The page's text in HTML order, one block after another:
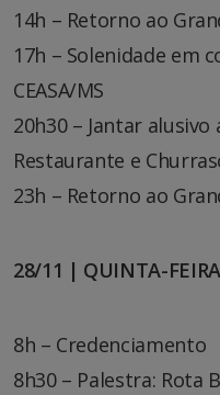
14h – Retorno ao
17h – Solenidade em
CEASA/MS
20h30 – Jantar alusivo
Restaurante e
23h – Retorno ao
28/11 | QUINTA-FEIRA
8h – Credenciamento
8h30 – Palestra: Rota